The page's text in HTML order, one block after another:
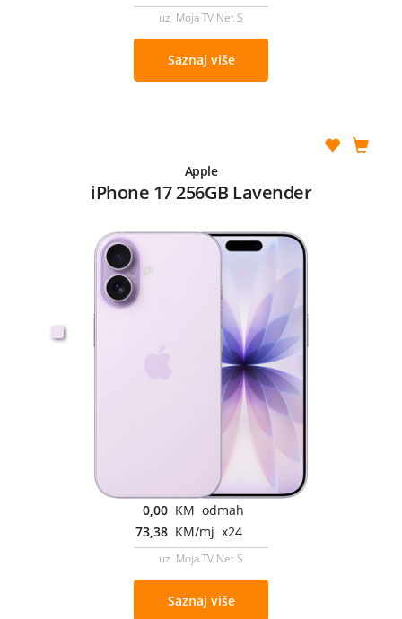
uz Moja TV Net S
Saznaj više
Apple
iPhone 17 256GB Lavender
0,00 KM odmah
73,38 KM/mj x24
uz Moja TV Net S
Saznaj više